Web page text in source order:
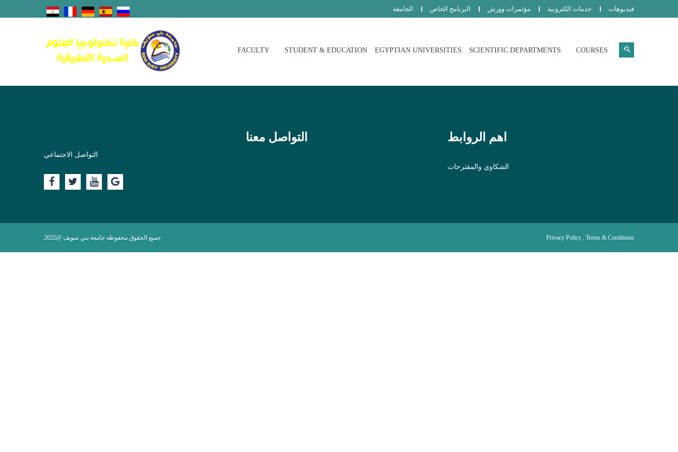
الجامعة البرنامج الخاص مؤتمرات وورش خدمات الكترونية فيديوهات
FACULTY STUDENT & EDUCATION EGYPTIAN UNIVERSITIES SCIENTIFIC DEPARTMENTS COURSES
التواصل الاجتماعي
التواصل معنا اهم الروابط
الشكاوي والمقترحات
جميع الحقوق محفوظه جامعة بني سويف @2022 Privacy Policy , Terms & Conditions